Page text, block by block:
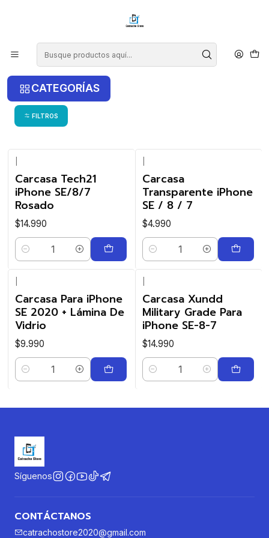
CATEGORÍAS
Inicio iPhone iPhone SE 2020
iPhone SE 2020
FILTROS
Carcasa Tech21
iPhone SE/8/7
Rosado
$14.990
Cantidad
Carcasa
Transparente iPhone
SE / 8 / 7
$4.990
Cantidad
Carcasa Para iPhone
SE 2020 + Lámina De
Vidrio
$9.990
Cantidad
Carcasa Xundd
Military Grade Para
iPhone SE-8-7
$14.990
Cantidad
Síguenos
CONTÁCTANOS
catrachostore2020@gmail.com